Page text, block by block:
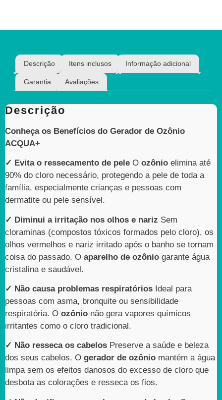
Descrição Itens inclusos Informação adicional
Garantia Avaliações
Descrição
Conheça os Benefícios do Gerador de Ozônio
ACQUA+
✓ Evita o ressecamento de pele O ozônio elimina até
90% do cloro necessário, protegendo a pele de toda a
família, especialmente crianças e pessoas com
dermatite ou pele sensível.
✓ Diminui a irritação nos olhos e nariz Sem
cloraminas (compostos tóxicos formados pelo cloro), os
olhos vermelhos e nariz irritado após o banho se tornam
coisa do passado. O aparelho de ozônio garante água
cristalina e saudável.
✓ Não causa problemas respiratórios Ideal para
pessoas com asma, bronquite ou sensibilidade
respiratória. O ozônio não gera vapores químicos
irritantes como o cloro tradicional.
✓ Não resseca os cabelos Preserve a saúde e beleza
dos seus cabelos. O gerador de ozônio mantém a água
limpa sem os efeitos danosos do excesso de cloro que
desbota as colorações e resseca os fios.